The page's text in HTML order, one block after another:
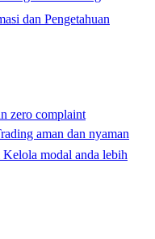
dan Pengetahuan
zero complaint
aman dan nyaman
Kelola modal anda lebih